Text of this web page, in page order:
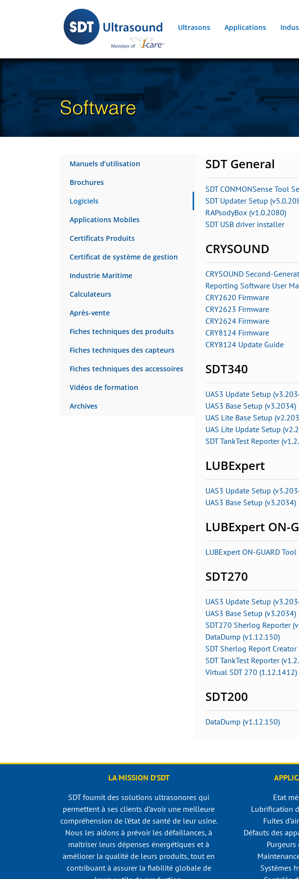
Ultrasons Applications
Software
Manuels d’utilisation
Brochures
Logiciels
Applications Mobiles
Certificats Produits
Certificat de système de gestion
Industrie Maritime
Calculateurs
Après-vente
Fiches techniques des produits
Fiches techniques des capteurs
Fiches techniques des accessoires
Vidéos de formation
Archives
SDT General
SDT CONMONSense Tool
SDT Updater Setup
RAPsodyBox (v1.0.2080)
SDT USB driver installer
CRYSOUND
CRYSOUND Second-
Reporting Software User
CRY2620 Firmware
CRY2623 Firmware
CRY2624 Firmware
CRY8124 Firmware
CRY8124 Update Guide
SDT340
UAS3 Update Setup
UAS3 Base Setup (v3.2034)
UAS Lite Base Setup
UAS Lite Update Setup
SDT TankTest Reporter
LUBExpert
UAS3 Update Setup
UAS3 Base Setup (v3.2034)
LUBExpert ON-
LUBExpert ON-GUARD Tool
SDT270
UAS3 Update Setup
UAS3 Base Setup (v3.2034)
SDT270 Sherlog Reporter
DataDump (v1.12.150)
SDT Sherlog Report Creator
SDT TankTest Reporter
Virtual SDT 270 (1.12.1412)
SDT200
DataDump (v1.12.150)
LA MISSION D’SDT
SDT fournit des solutions ultrasonores qui
permettent à ses clients d’avoir une meilleure
compréhension de l’état de santé de leur usine.
Nous les aidons à prévoir les défaillances, à
maîtriser leurs dépenses énergétiques et à
améliorer la qualité de leurs produits, tout en
contribuant à assurer la fiabilité globale de
Etat
Lubrification
Fuites
Défauts des
Purgeurs
Systèmes